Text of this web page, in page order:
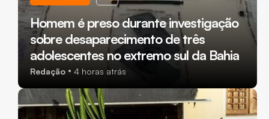
Homem é preso durante investigação
sobre desaparecimento de três
adolescentes no extremo sul da Bahia
Redação 4 horas atrás